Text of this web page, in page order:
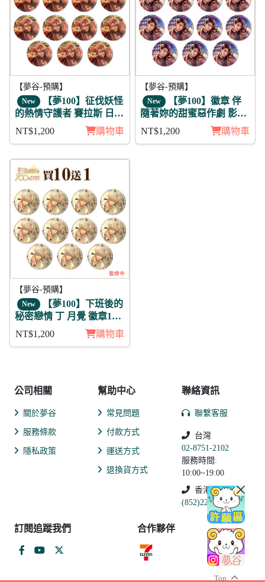
Top
【夢谷-預購】
New 【夢100】征伐妖怪
的熱情守護者 賽拉斯 日覺
NT$1,200 購物車
【夢谷-預購】
New 【夢100】徽章 伴
隨著妳的甜蜜惡作劇 影虎
NT$1,200 購物車
【夢谷-預購】
New 【夢100】下班後的
秘密戀情 丁 月覺 徽章11
NT$1,200 購物車
公司相關
關於夢谷
服務條款
隱私政策
幫助中心
常見問題
付款方式
運送方式
退換貨方式
聯絡資訊
聯繫客服
台灣
02-8751-2102
服務時間:
10:00~19:00
香港
(852)2250-9311
訂閱追蹤我們 合作夥伴